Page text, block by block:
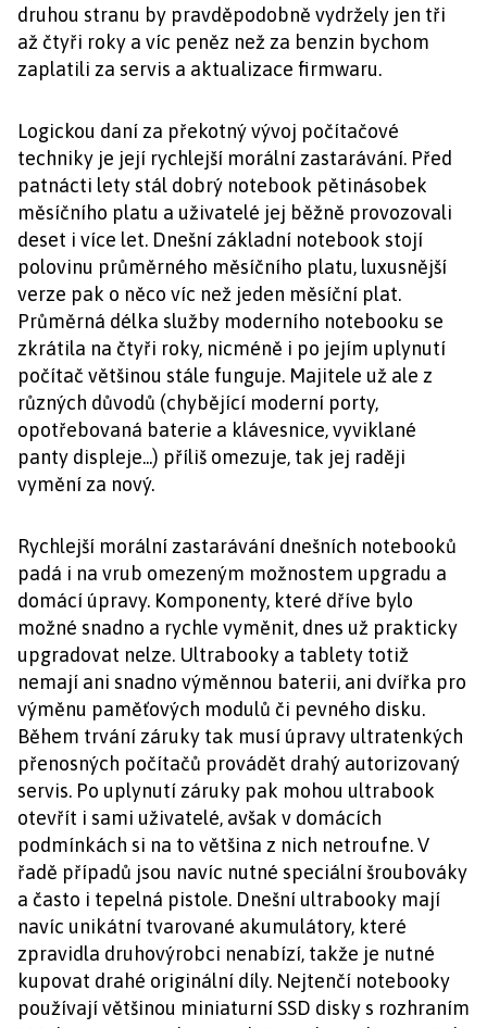
druhou stranu by pravděpodobně vydržely jen tři
až čtyři roky a víc peněz než za benzin bychom
zaplatili za servis a aktualizace firmwaru.
Logickou daní za překotný vývoj počítačové
techniky je její rychlejší morální zastarávání. Před
patnácti lety stál dobrý notebook pětinásobek
měsíčního platu a uživatelé jej běžně provozovali
deset i více let. Dnešní základní notebook stojí
polovinu průměrného měsíčního platu, luxusnější
verze pak o něco víc než jeden měsíční plat.
Průměrná délka služby moderního notebooku se
zkrátila na čtyři roky, nicméně i po jejím uplynutí
počítač většinou stále funguje. Majitele už ale z
různých důvodů (chybějící moderní porty,
opotřebovaná baterie a klávesnice, vyviklané
panty displeje...) příliš omezuje, tak jej raději
vymění za nový.
Rychlejší morální zastarávání dnešních notebooků
padá i na vrub omezeným možnostem upgradu a
domácí úpravy. Komponenty, které dříve bylo
možné snadno a rychle vyměnit, dnes už prakticky
upgradovat nelze. Ultrabooky a tablety totiž
nemají ani snadno výměnnou baterii, ani dvířka pro
výměnu paměťových modulů či pevného disku.
Během trvání záruky tak musí úpravy ultratenkých
přenosných počítačů provádět drahý autorizovaný
servis. Po uplynutí záruky pak mohou ultrabook
otevřít i sami uživatelé, avšak v domácích
podmínkách si na to většina z nich netroufne. V
řadě případů jsou navíc nutné speciální šroubováky
a často i tepelná pistole. Dnešní ultrabooky mají
navíc unikátní tvarované akumulátory, které
zpravidla druhovýrobci nenabízí, takže je nutné
kupovat drahé originální díly. Nejtenčí notebooky
používají většinou miniaturní SSD disky s rozhraním